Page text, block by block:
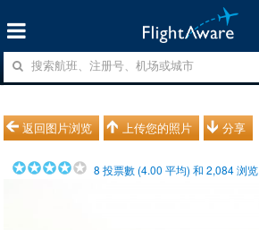
返回图片浏览 上传您的照片 分享
8 投票數 (4.00 平均) 和2,084浏览